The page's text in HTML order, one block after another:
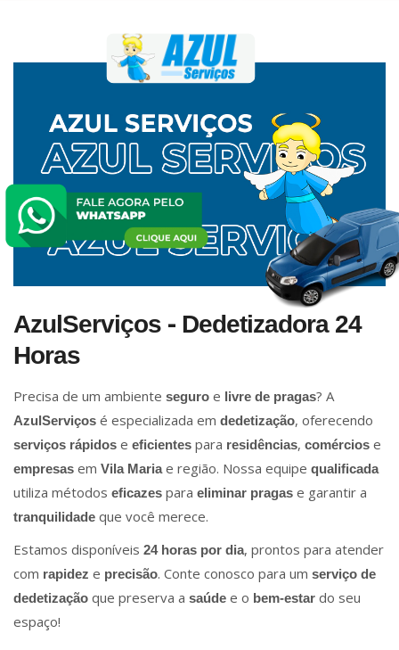
AzulServiços - Dedetizadora 24
Horas
Precisa de um ambiente seguro e livre de pragas? A
AzulServiços é especializada em dedetização, oferecendo
serviços rápidos e eficientes para residências, comércios e
empresas em Vila Mariae região. Nossa equipe qualificada
utiliza métodos eficazes para eliminar pragas e garantir a
tranquilidade que você merece.
Estamos disponíveis 24 horas por dia, prontos para atender
com rapidez e precisão. Conte conosco para um serviço de
dedetização que preserva a saúde e o bem-estar do seu
espaço!